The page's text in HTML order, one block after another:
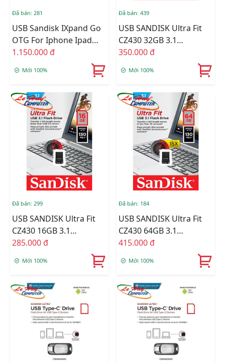
Đã bán: 281
USB Sandisk IXpand Go
OTG For Iphone Ipad
128GB SDIX60N-128G-
1.150.000 đ
Mới 100%
Đã bán: 439
USB SANDISK Ultra Fit
CZ430 32GB 3.1
SDCZ430-032G-G46
350.000 đ
Mới 100%
Đã bán: 299
USB SANDISK Ultra Fit
CZ430 16GB 3.1
SDCZ430-016G-G46
285.000 đ
Mới 100%
Đã bán: 184
USB SANDISK Ultra Fit
CZ430 64GB 3.1
SDCZ430-064G-G46
415.000 đ
Mới 100%